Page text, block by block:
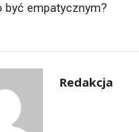
być empatycznym?
Redakcja